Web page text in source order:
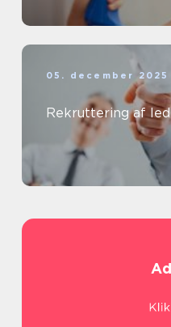
05. december 2025
Rekruttering af